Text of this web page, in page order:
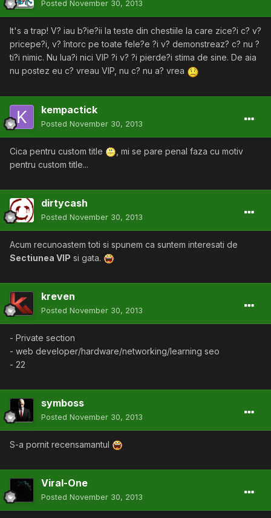
Posted November 30, 2013
It's a trap! V? iau b?ie?ii la teste din chestiile la care zice?i c? v?
pricepe?i, v? întorc pe toate fele?e ?i v? demonstreaz? c? nu ?
ti?i nimic. Nu lua?i nici VIP ?i v? ?i pierde?i stima de sine. De aia
nu postez eu c? vreau VIP, nu c? nu a? vrea
kempactick
Posted November 30, 2013
Cica pentru custom title
, mi se pare penal faza cu motiv
pentru custom title...
dirtycash
Posted November 30, 2013
Acum recunoastem toti si spunem ca suntem interesati de
Sectiunea VIP si gata.
kreven
Posted November 30, 2013
- Private section
- web developer/hardware/networking/learning seo
- 22
symboss
Posted November 30, 2013
S-a pornit recensamantul
Viral-One
Posted November 30, 2013